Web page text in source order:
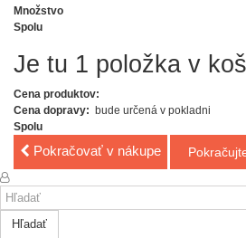
Množstvo
Spolu
Je tu 1 položka v
Cena produktov:
Cena dopravy: bude určená v pokladni
Spolu
Pokračovať v nákupe
Hľadať